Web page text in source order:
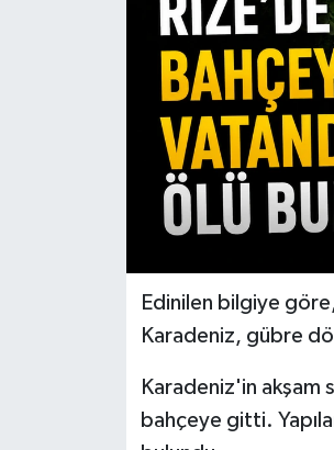
Edinilen bilgiye
Karadeniz, gübre
Karadeniz'in akşam
bahçeye gitti.